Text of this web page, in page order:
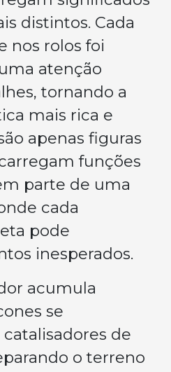
distintos. Cada
nos rolos foi
atenção
tornando a
mais rica e
apenas figuras
funções
parte de uma
cada
pode
inesperados.
acumula
se
de
o terreno